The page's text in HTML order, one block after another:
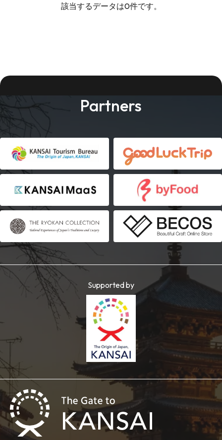
該当するデータは0件です。
Partners
Supported by